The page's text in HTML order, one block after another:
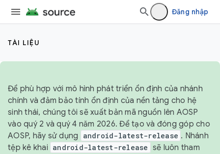
Đăng nhập
TÀI LIỆU
Để phù hợp với mô hình phát triển ổn định của nhánh
chính và đảm bảo tính ổn định của nền tảng cho hệ
sinh thái, chúng tôi sẽ xuất bản mã nguồn lên AOSP
vào quý 2 và quý 4 năm 2026. Để tạo và đóng góp cho
AOSP, hãy sử dụng
android-latest-release . Nhánh
tệp kê khai android-latest-release sẽ luôn tham